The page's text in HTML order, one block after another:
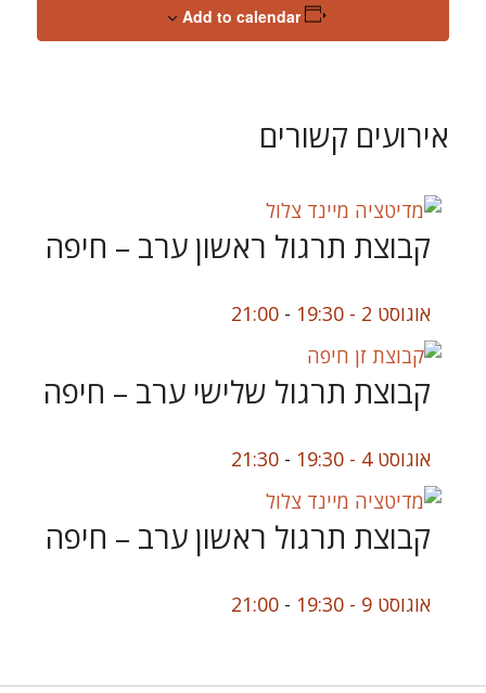
Add to calendar
אירועים קשורים
קבוצת תרגול ראשון ערב – חיפה
אוגוסט 2 - 19:30 -
21:00
קבוצת תרגול שלישי ערב – חיפה
אוגוסט 4 - 19:30 -
21:30
קבוצת תרגול ראשון ערב – חיפה
אוגוסט 9 - 19:30 -
21:00